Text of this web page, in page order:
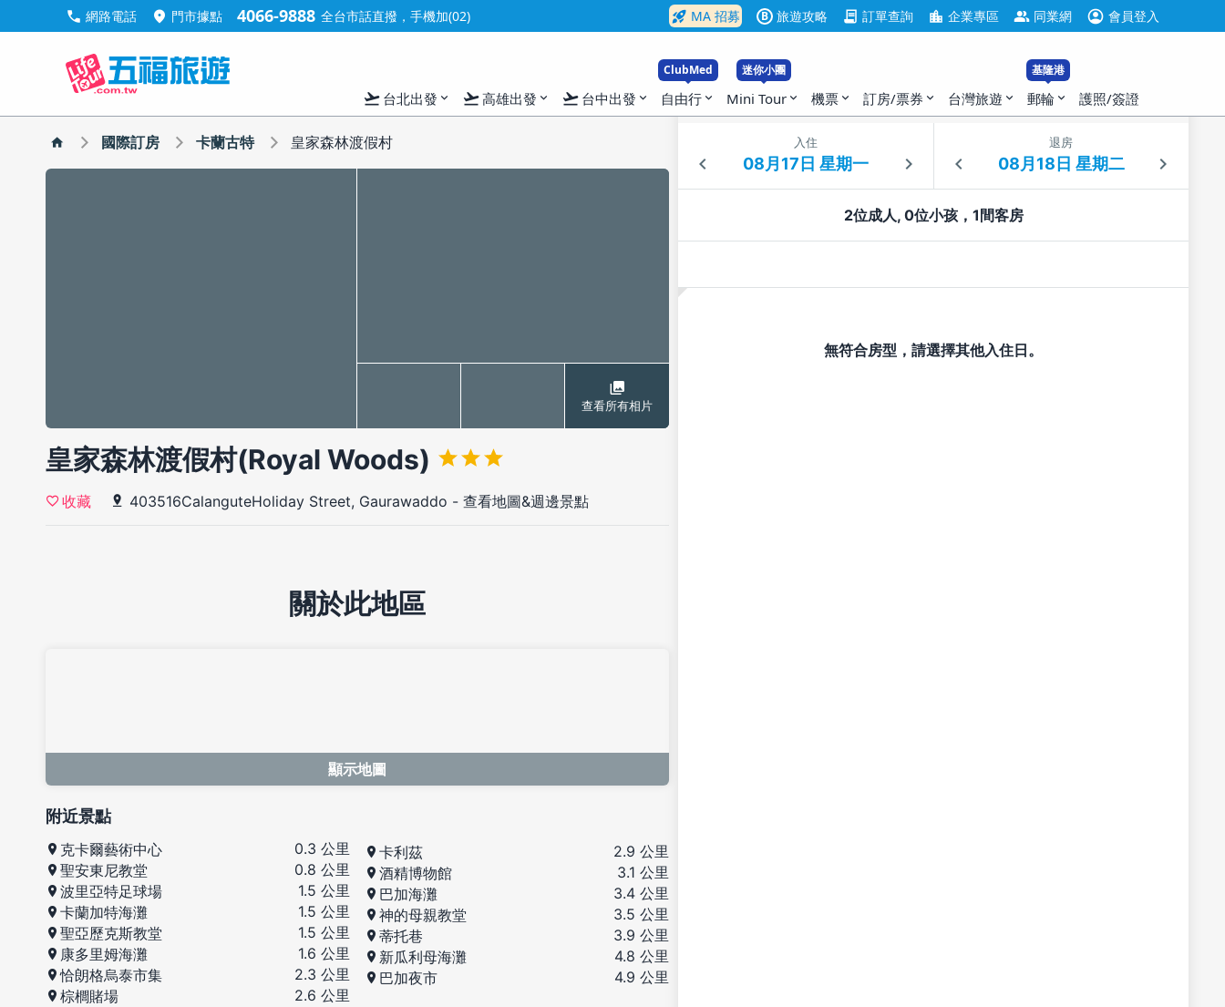
call 網路電話 location_on 門市據點 4066-9888 全台市話直撥，手機加(02) rocket_launch MA 招募 B 旅遊攻略 contract 訂單查詢 location_city 企業專區 group 同業網 account_circle 會員登入
flight_takeoff 台北出發 expand_more flight_takeoff高雄出發 expand_more flight_takeoff 台中出發 expand_more
ClubMed
自由行 expand_more
迷你小團
Mini Tour expand_more 機票 expand_more 訂房/票券 expand_more 台灣旅遊 expand_more
基隆港
郵輪 expand_more 護照/簽證
國際訂房 卡蘭古特 皇家森林渡假村
查看所有相片
皇家森林渡假村(Royal Woods)
收藏 403516CalanguteHoliday Street, Gaurawaddo - 查看地圖&週邊景點
入住 退房
2位成人, 0位小孩，1間客房
無符合房型，請選擇其他入住日。
關於此地區
顯示地圖
附近景點
克卡爾藝術中心
0.3 公里
聖安東尼教堂
0.8 公里
波里亞特足球場
1.5 公里
卡蘭加特海灘
1.5 公里
聖亞歷克斯教堂
1.5 公里
康多里姆海灘
1.6 公里
恰朗格烏泰市集
2.3 公里
棕櫚賭場
2.6 公里
卡利茲
2.9 公里
酒精博物館
3.1 公里
巴加海灘
3.4 公里
神的母親教堂
3.5 公里
蒂托巷
3.9 公里
新瓜利母海灘
4.8 公里
巴加夜市
4.9 公里